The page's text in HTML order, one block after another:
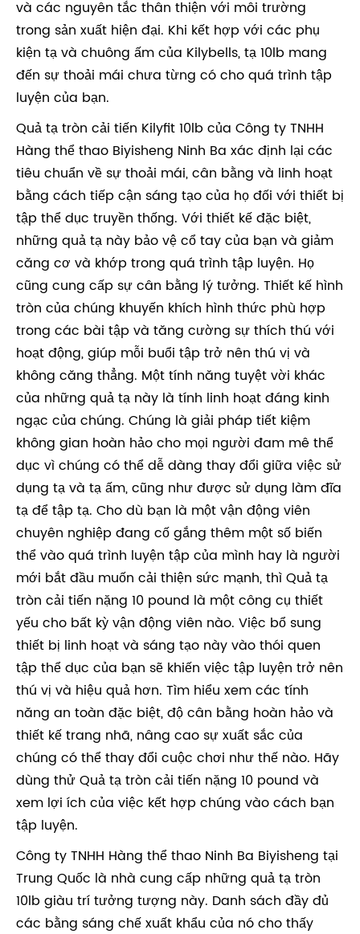
và các nguyên tắc thân thiện với môi trường
trong sản xuất hiện đại. Khi kết hợp với các phụ
kiện tạ và chuông ấm của Kilybells, tạ 10lb mang
đến sự thoải mái chưa từng có cho quá trình tập
luyện của bạn.
Quả tạ tròn cải tiến Kilyfit 10lb của Công ty TNHH
Hàng thể thao Biyisheng Ninh Ba xác định lại các
tiêu chuẩn về sự thoải mái, cân bằng và linh hoạt
bằng cách tiếp cận sáng tạo của họ đối với thiết bị
tập thể dục truyền thống. Với thiết kế đặc biệt,
những quả tạ này bảo vệ cổ tay của bạn và giảm
căng cơ và khớp trong quá trình tập luyện. Họ
cũng cung cấp sự cân bằng lý tưởng. Thiết kế hình
tròn của chúng khuyến khích hình thức phù hợp
trong các bài tập và tăng cường sự thích thú với
hoạt động, giúp mỗi buổi tập trở nên thú vị và
không căng thẳng. Một tính năng tuyệt vời khác
của những quả tạ này là tính linh hoạt đáng kinh
ngạc của chúng. Chúng là giải pháp tiết kiệm
không gian hoàn hảo cho mọi người đam mê thể
dục vì chúng có thể dễ dàng thay đổi giữa việc sử
dụng tạ và tạ ấm, cũng như được sử dụng làm đĩa
tạ để tập tạ. Cho dù bạn là một vận động viên
chuyên nghiệp đang cố gắng thêm một số biến
thể vào quá trình luyện tập của mình hay là người
mới bắt đầu muốn cải thiện sức mạnh, thì Quả tạ
tròn cải tiến nặng 10 pound là một công cụ thiết
yếu cho bất kỳ vận động viên nào. Việc bổ sung
thiết bị linh hoạt và sáng tạo này vào thói quen
tập thể dục của bạn sẽ khiến việc tập luyện trở nên
thú vị và hiệu quả hơn. Tìm hiểu xem các tính
năng an toàn đặc biệt, độ cân bằng hoàn hảo và
thiết kế trang nhã, nâng cao sự xuất sắc của
chúng có thể thay đổi cuộc chơi như thế nào. Hãy
dùng thử Quả tạ tròn cải tiến nặng 10 pound và
xem lợi ích của việc kết hợp chúng vào cách bạn
tập luyện.
Công ty TNHH Hàng thể thao Ninh Ba Biyisheng tại
Trung Quốc là nhà cung cấp những quả tạ tròn
10lb giàu trí tưởng tượng này. Danh sách đầy đủ
các bằng sáng chế xuất khẩu của nó cho thấy